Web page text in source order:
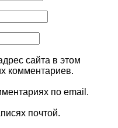
сайта в этом
комментариев.
по email.
почтой.